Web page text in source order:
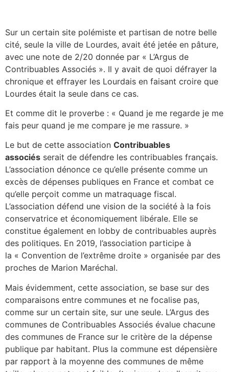
Sur un certain site polémiste et partisan de notre belle
cité, seule la ville de Lourdes, avait été jetée en pâture,
avec une note de 2/20 donnée par « L’Argus de
Contribuables Associés ». Il y avait de quoi défrayer la
chronique et effrayer les Lourdais en faisant croire que
Lourdes était la seule dans ce cas.
Et comme dit le proverbe : « Quand je me regarde je me
fais peur quand je me compare je me rassure. »
Le but de cette association Contribuables
associés serait de défendre les contribuables français.
L’association dénonce ce qu’elle présente comme un
excès de dépenses publiques en France et combat ce
qu’elle perçoit comme un matraquage fiscal.
L’association défend une vision de la société à la fois
conservatrice et économiquement libérale. Elle se
constitue également en lobby de contribuables auprès
des politiques. En 2019, l’association participe à
la « Convention de l’extrême droite » organisée par des
proches de Marion Maréchal.
Mais évidemment, cette association, se base sur des
comparaisons entre communes et ne focalise pas,
comme sur un certain site, sur une seule. L’Argus des
communes de Contribuables Associés évalue chacune
des communes de France sur le critère de la dépense
publique par habitant. Plus la commune est dépensière
par rapport à la moyenne des communes de même